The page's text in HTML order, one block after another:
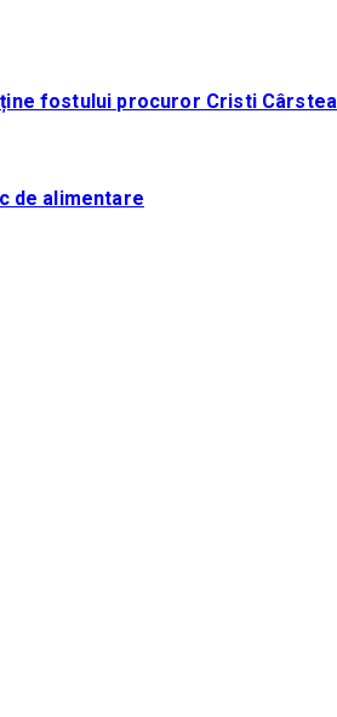
fostului procuror Cristi Cârstea
de alimentare